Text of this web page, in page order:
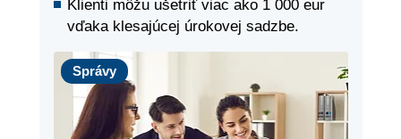
Klienti môžu ušetriť viac ako 1 000 eur
vďaka klesajúcej úrokovej sadzbe.
Správy
Správy